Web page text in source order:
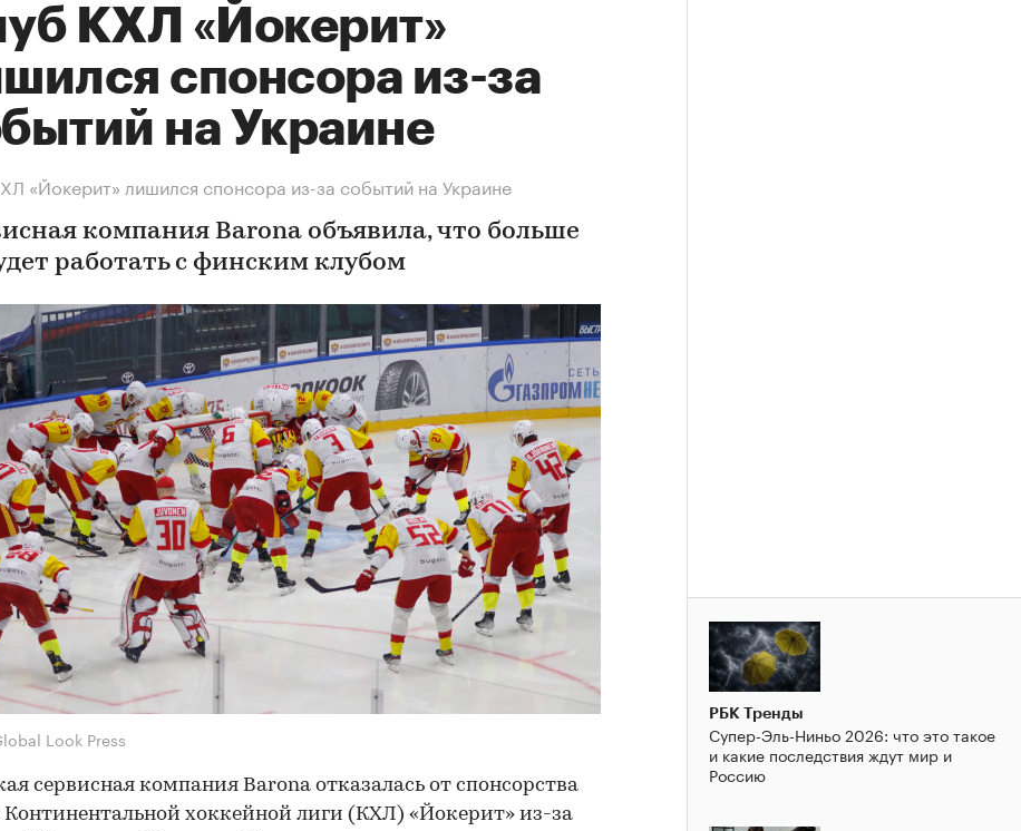
КХЛ «Йокерит»
спонсора из-за
на Украине
«Йокерит» лишился спонсора из-за событий на Украине
компания Barona объявила, что больше
работать с финским клубом
Look Press
сервисная компания Barona отказалась от спонсорства
Континентальной хоккейной лиги (КХЛ) «Йокерит» из-за
РБК Тренды
Супер-Эль-Ниньо 2026: что это такое
и какие последствия ждут мир и
Россию